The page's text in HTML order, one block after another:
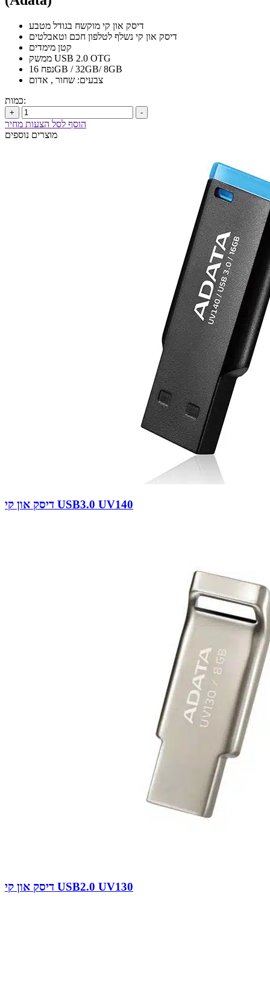
דיסק און קי מוקשח בגודל מטבע
דיסק און קי נשלף לטלפון חכם וטאבלטים
ממשק USB 2.0 OTG
נפח 16GB / 32GB/ 8GB
צבעים: שחור , אדום
כמות:
+ -
הוסף לסל הצעות מחיר
מוצרים נוספים
דיסק און קי USB3.0 UV140
דיסק און קי USB2.0 UV130